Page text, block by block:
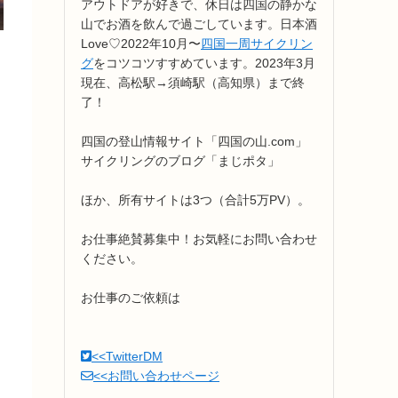
アウトドアが好きで、休日は四国の静かな
山でお酒を飲んで過ごしています。日本酒
Love♡2022年10月〜四国一周サイクリン
グをコツコツすすめています。2023年3月
現在、高松駅→須崎駅（高知県）まで終
了！
四国の登山情報サイト「四国の山.com」
サイクリングのブログ「まじポタ」
ほか、所有サイトは3つ（合計5万PV）。
お仕事絶賛募集中！お気軽にお問い合わせ
ください。
お仕事のご依頼は
<<TwitterDM
<<お問い合わせページ